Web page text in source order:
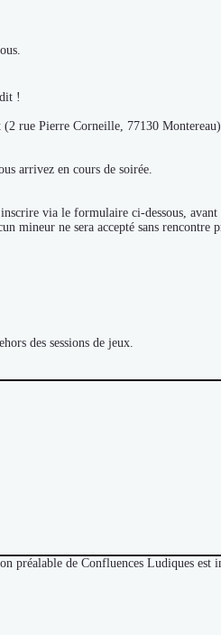
!
(2 rue Pierre Corneille, 77130
arrivez en cours de soirée.
via le formulaire ci-dessous,
mineur ne sera accepté sans rencontre
des sessions de jeux.
préalable de Confluences Ludiques est